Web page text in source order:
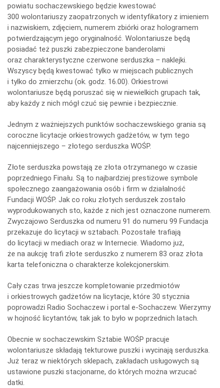
powiatu sochaczewskiego będzie kwestować
300 wolontariuszy zaopatrzonych w identyfikatory z imieniem
i nazwiskiem, zdjęciem, numerem zbiórki oraz hologramem
potwierdzającym jego oryginalność. Wolontariusze będą
posiadać też puszki zabezpieczone banderolami
oraz charakterystyczne czerwone serduszka – naklejki.
Wszyscy będą kwestować tylko w miejscach publicznych
i tylko do zmierzchu (ok. godz. 16.00). Orkiestrowi
wolontariusze będą poruszać się w niewielkich grupach tak,
aby każdy z nich mógł czuć się pewnie i bezpiecznie.
Jednym z ważniejszych punktów sochaczewskiego grania są
coroczne licytacje orkiestrowych gadżetów, w tym tego
najcenniejszego – złotego serduszka WOŚP.
Złote serduszka powstają ze złota otrzymanego w czasie
poprzedniego Finału. Są to najbardziej prestiżowe symbole
społecznego zaangażowania osób i firm w działalność
Fundacji WOŚP. Jak co roku złotych serduszek zostało
wyprodukowanych sto, każde z nich jest oznaczone numerem.
Zwyczajowo Serduszka od numeru 91 do numeru 99 Fundacja
przekazuje do licytacji w sztabach. Pozostałe trafiają
do licytacji w mediach oraz w Internecie. Wiadomo już,
że na aukcję trafi złote serduszko z numerem 83 oraz złota
karta telefoniczna o charakterze kolekcjonerskim.
Cały czas trwa jeszcze kompletowanie przedmiotów
i orkiestrowych gadżetów na licytacje, które 30 stycznia
poprowadzi Radio Sochaczew i portal e-Sochaczew. Wierzymy
w hojność licytantów, tak jak to było w poprzednich latach.
Obecnie w sochaczewskim Sztabie WOŚP pracuje
wolontariusze składają tekturowe puszki i wycinają serduszka.
Już teraz w niektórych sklepach, zakładach usługowych są
ustawione puszki stacjonarne, do których można wrzucać
datki.